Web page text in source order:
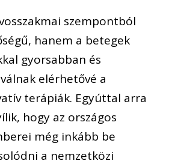
szempontból
hanem a betegek
gyorsabban és
elérhetővé a
terápiák. Egyúttal arra
hogy az országos
még inkább be
a nemzetközi